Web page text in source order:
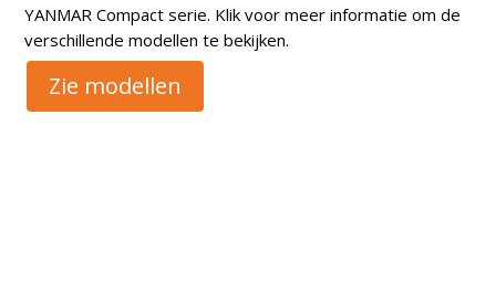
YANMAR Compact serie. Klik voor meer informatie om de
verschillende modellen te bekijken.
Zie modellen